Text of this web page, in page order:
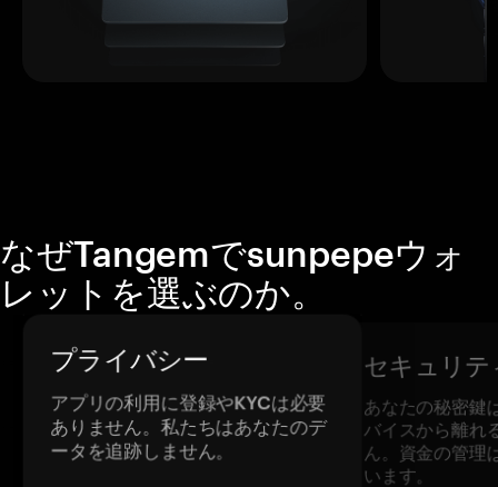
なぜTangemでsunpepeウォ
レットを選ぶのか。
プライバシー
アプリの利用に登録やKYCは必要
ありません。私たちはあなたのデ
ータを追跡しません。
セキュリテ
あなたの秘密鍵
バイスから離れ
ん。資金の管理
います。